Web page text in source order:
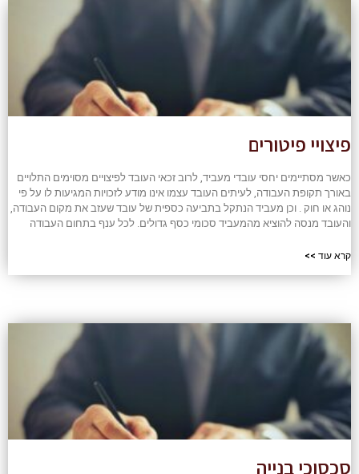
פיצויי פיטורים
כאשר מסתיימים יחסי עובדי מעביד, לרוב זכאי העובד לפיצויים מסוימים התלויים
באורך תקופת העבודה, לעיתים העובד עצמו אינו מודע לזכויות המגיעות לו על פי
נוהג או חוק . וכן מעביד הנתקל בתביעה כספית של עובד שעזב את מקום העבודה,
והעובד מנסה להוציא מהמעביד סכומי כסף גדולים. לכל ענף בתחום העבודה
קרא עוד >>
סכסוכי בנייה